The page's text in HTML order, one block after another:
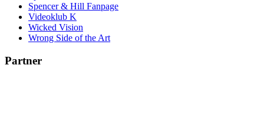
Spencer & Hill Fanpage
Videoklub K
Wicked Vision
Wrong Side of the Art
Partner